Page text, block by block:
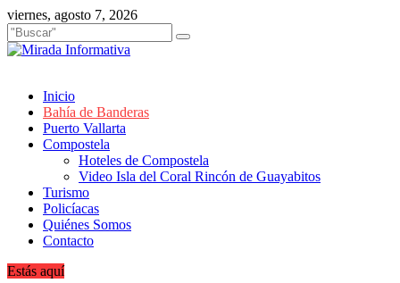
Saltar
al
contenido
viernes, agosto 7, 2026
Inicio
Bahía de Banderas
Puerto Vallarta
Compostela
Hoteles de Compostela
Video Isla del Coral Rincón de Guayabitos
Turismo
Policíacas
Quiénes Somos
Contacto
Estás aquí